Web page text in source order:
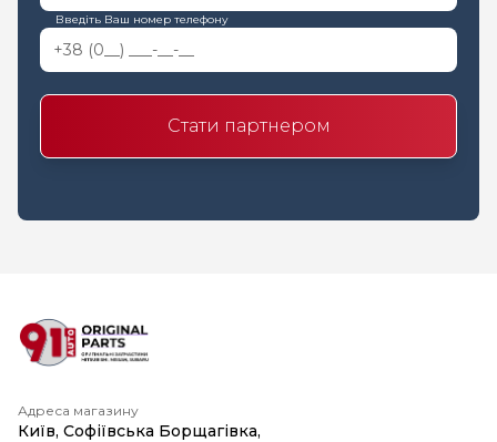
Введіть Ваш номер телефону
Стати партнером
Адреса магазину
Київ, Софіївська Борщагівка,